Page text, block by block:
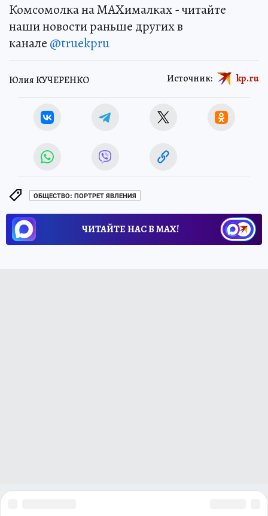
Комсомолка на MAXималках - читайте
наши новости раньше других в
канале @truekpru
Юлия КУЧЕРЕНКО Источник: kp.ru
ОБЩЕСТВО: ПОРТРЕТ ЯВЛЕНИЯ
ЧИТАЙТЕ НАС В МАХ!